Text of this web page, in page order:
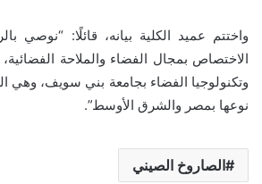
واختتم عميد الكلية بيانه، قائلًا: “نوصي
الاختصاص بمجال الفضاء والملاحة الفضائية،
وتكنولوجيا الفضاء بجامعة بني سويف، وهي
نوعها بمصر والشرق الأوسط”.
الصاروخ الصيني